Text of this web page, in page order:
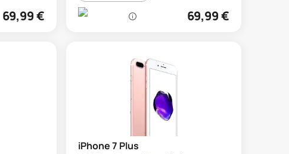
69,99€ 69,99€
iPhone 7 Plus